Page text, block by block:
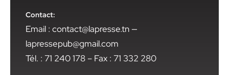
Contact:
Email : contact@lapresse.tn —
lapressepub@gmail.com
Tél. : 71 240 178 – Fax : 71 332 280